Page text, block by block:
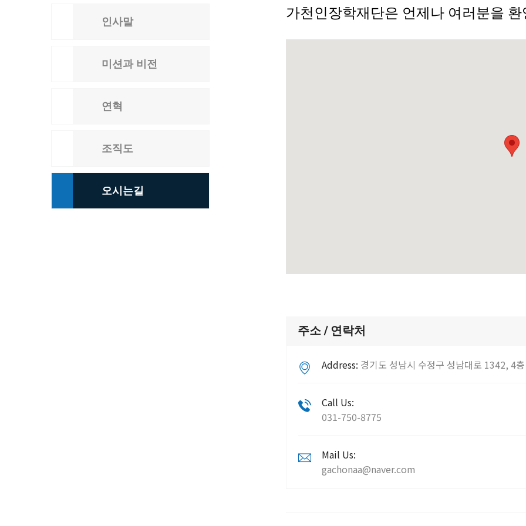
가천인장학재단은 언제나 여러분을
주소 / 연락처
Address: 경기도 성남시 수정구 성남대로 1342, 4
Call Us:
031-750-8775
Mail Us:
gachonaa@naver.com
인사말
미션과 비전
연혁
조직도
오시는길